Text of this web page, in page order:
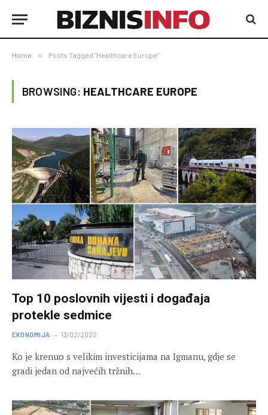
Home » Posts Tagged "Healthcare Europe"
BROWSING: HEALTHCARE EUROPE
Top 10 poslovnih vijesti i događaja
protekle sedmice
EKONOMIJA 13/02/2022
Ko je krenuo s velikim investicijama na Igmanu, gdje se
gradi jedan od najvećih tržnih…